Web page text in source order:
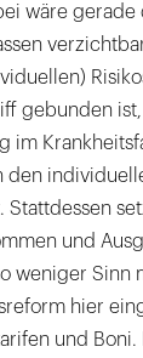
wäre
gebunden
im
den
und
weniger Sinn
hier
und